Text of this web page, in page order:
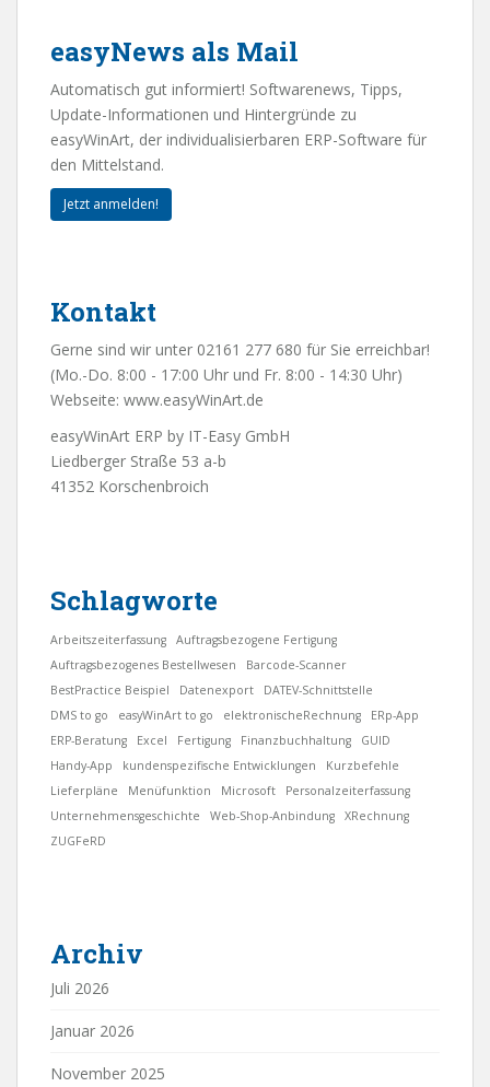
easyNews als Mail
Automatisch gut informiert! Softwarenews, Tipps,
Update-Informationen und Hintergründe zu
easyWinArt, der individualisierbaren ERP-Software für
den Mittelstand.
Jetzt anmelden!
Kontakt
Gerne sind wir unter 02161 277 680 für Sie erreichbar!
(Mo.-Do. 8:00 - 17:00 Uhr und Fr. 8:00 - 14:30 Uhr)
Webseite: www.easyWinArt.de
easyWinArt ERP by IT-Easy GmbH
Liedberger Straße 53 a-b
41352 Korschenbroich
Schlagworte
Arbeitszeiterfassung
Auftragsbezogene Fertigung
Auftragsbezogenes Bestellwesen
Barcode-Scanner
BestPractice Beispiel
Datenexport
DATEV-Schnittstelle
DMS to go
easyWinArt to go elektronischeRechnung
ERp-App
ERP-Beratung
Excel Fertigung Finanzbuchhaltung
GUID
Handy-App
kundenspezifische Entwicklungen
Kurzbefehle
Lieferpläne
Menüfunktion Microsoft
Personalzeiterfassung
Unternehmensgeschichte
Web-Shop-Anbindung
XRechnung
ZUGFeRD
Archiv
Juli 2026
Januar 2026
November 2025